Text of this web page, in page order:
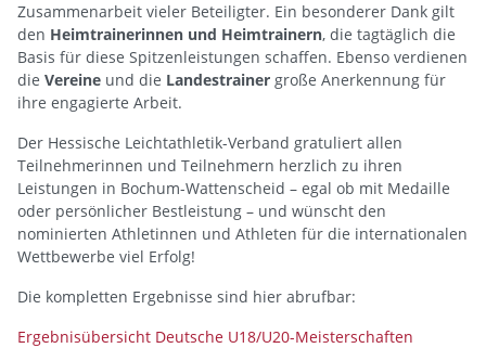
Zusammenarbeit vieler Beteiligter. Ein besonderer Dank gilt
den Heimtrainerinnen und Heimtrainern, die tagtäglich die
Basis für diese Spitzenleistungen schaffen. Ebenso verdienen
die Vereine und die Landestrainer große Anerkennung für
ihre engagierte Arbeit.
Der Hessische Leichtathletik-Verband gratuliert allen
Teilnehmerinnen und Teilnehmern herzlich zu ihren
Leistungen in Bochum-Wattenscheid – egal ob mit Medaille
oder persönlicher Bestleistung – und wünscht den
nominierten Athletinnen und Athleten für die internationalen
Wettbewerbe viel Erfolg!
Die kompletten Ergebnisse sind hier abrufbar:
Ergebnisübersicht Deutsche U18/U20-Meisterschaften